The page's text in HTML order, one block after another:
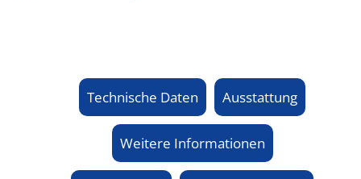
Technische Daten Ausstattung
Weitere Informationen